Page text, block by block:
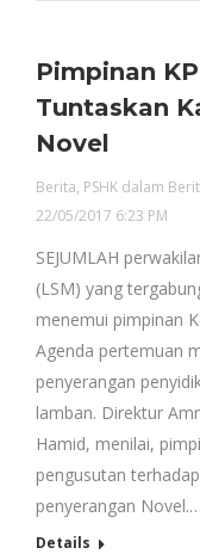
Pimpinan
Tuntaskan
Novel
Berita, PSHK dalam
22/05/2017 6:23 PM
SEJUMLAH
(LSM) yang
menemui pimpinan
Agenda pertemuan
penyerangan
lamban. Direktur
Hamid, menilai,
pengusutan
penyerangan Novel.…
Details